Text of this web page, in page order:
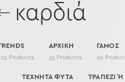
καρδιά
Products
ΑΡΧΙΚΗ
35 Products
ΓΑΜΟΣ
29
ΤΕΧΝΗΤΑ ΦΥΤΑ ΤΡΑΠΕΖΙ Ή